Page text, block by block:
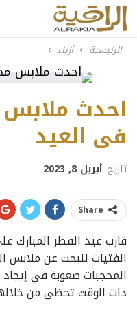
الرئيسية أزياء
احدث
فى العيد
تاريخ أبريل 8, 2023
Share
قارب عيد الفطر المبارك
الفتيات للبحث عن ملابس
المحجبات صعوبة في
ذات الوقت تحظى من